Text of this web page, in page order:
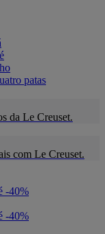
patas
da Le Creuset.
com Le Creuset.
-40%
-40%